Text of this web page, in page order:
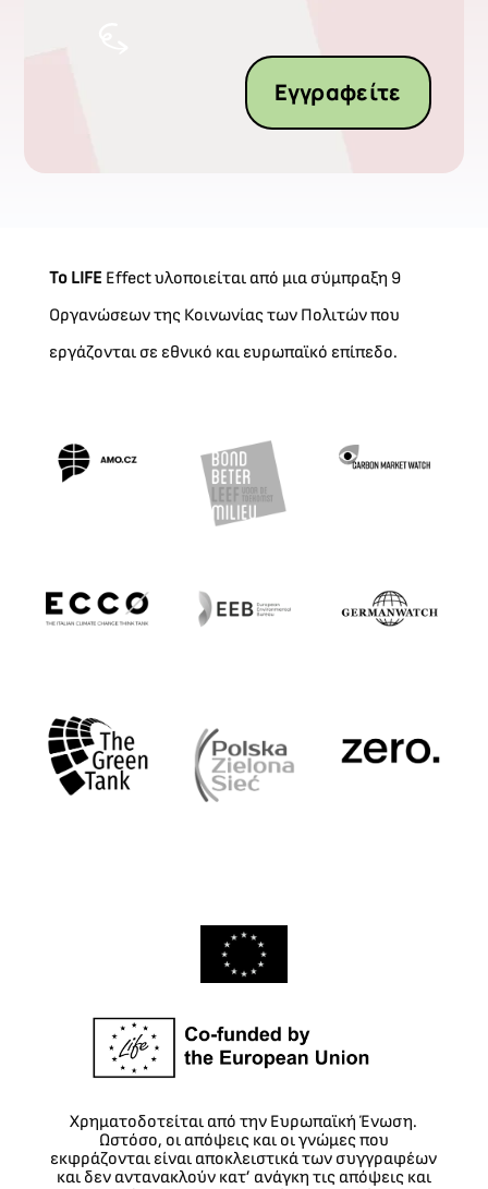
Εγγραφείτε
Το LIFE Effect υλοποιείται από μια σύμπραξη 9
Οργανώσεων της Κοινωνίας των Πολιτών που
εργάζονται σε εθνικό και ευρωπαϊκό επίπεδο.
Χρηματοδοτείται από την Ευρωπαϊκή Ένωση.
Ωστόσο, οι απόψεις και οι γνώμες που
εκφράζονται είναι αποκλειστικά των συγγραφέων
και δεν αντανακλούν κατ’ ανάγκη τις απόψεις και